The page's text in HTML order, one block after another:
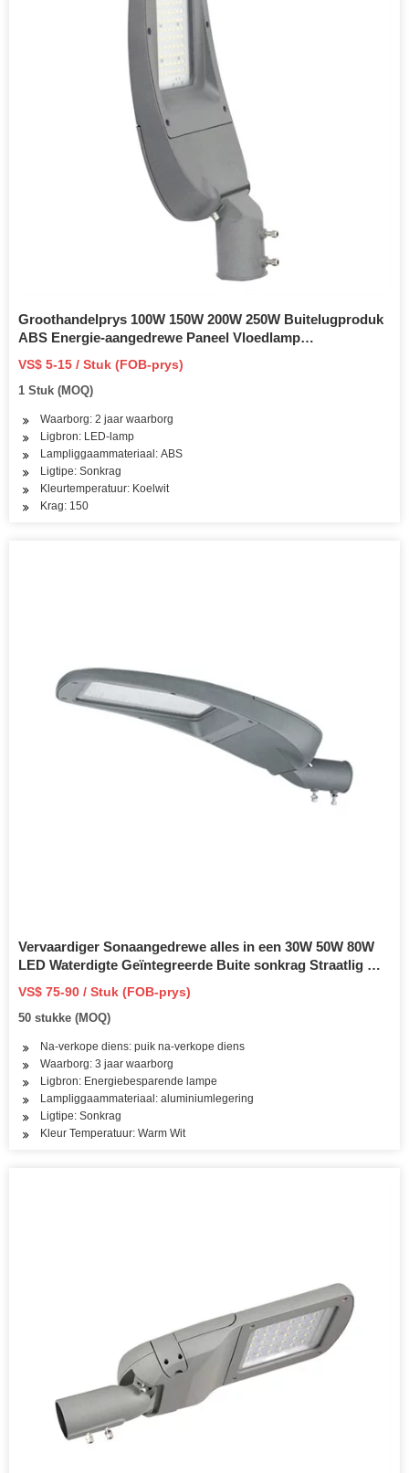
Groothandelprys 100W 150W 200W 250W Buitelugproduk
ABS Energie-aangedrewe Paneel Vloedlamp
Bewegingsensor Pad Buitelug Tuinmuur LED Alles in Een
Solar Straatlig
VS$ 5-15 / Stuk (FOB-prys)
1 Stuk (MOQ)
Waarborg: 2 jaar waarborg
Ligbron: LED-lamp
Lampliggaammateriaal: ABS
Ligtipe: Sonkrag
Kleurtemperatuur: Koelwit
Krag: 150
Vervaardiger Sonaangedrewe alles in een 30W 50W 80W
LED Waterdigte Geïntegreerde Buite sonkrag Straatlig met
Sonpaneel
VS$ 75-90 / Stuk (FOB-prys)
50 stukke (MOQ)
Na-verkope diens: puik na-verkope diens
Waarborg: 3 jaar waarborg
Ligbron: Energiebesparende lampe
Lampliggaammateriaal: aluminiumlegering
Ligtipe: Sonkrag
Kleur Temperatuur: Warm Wit